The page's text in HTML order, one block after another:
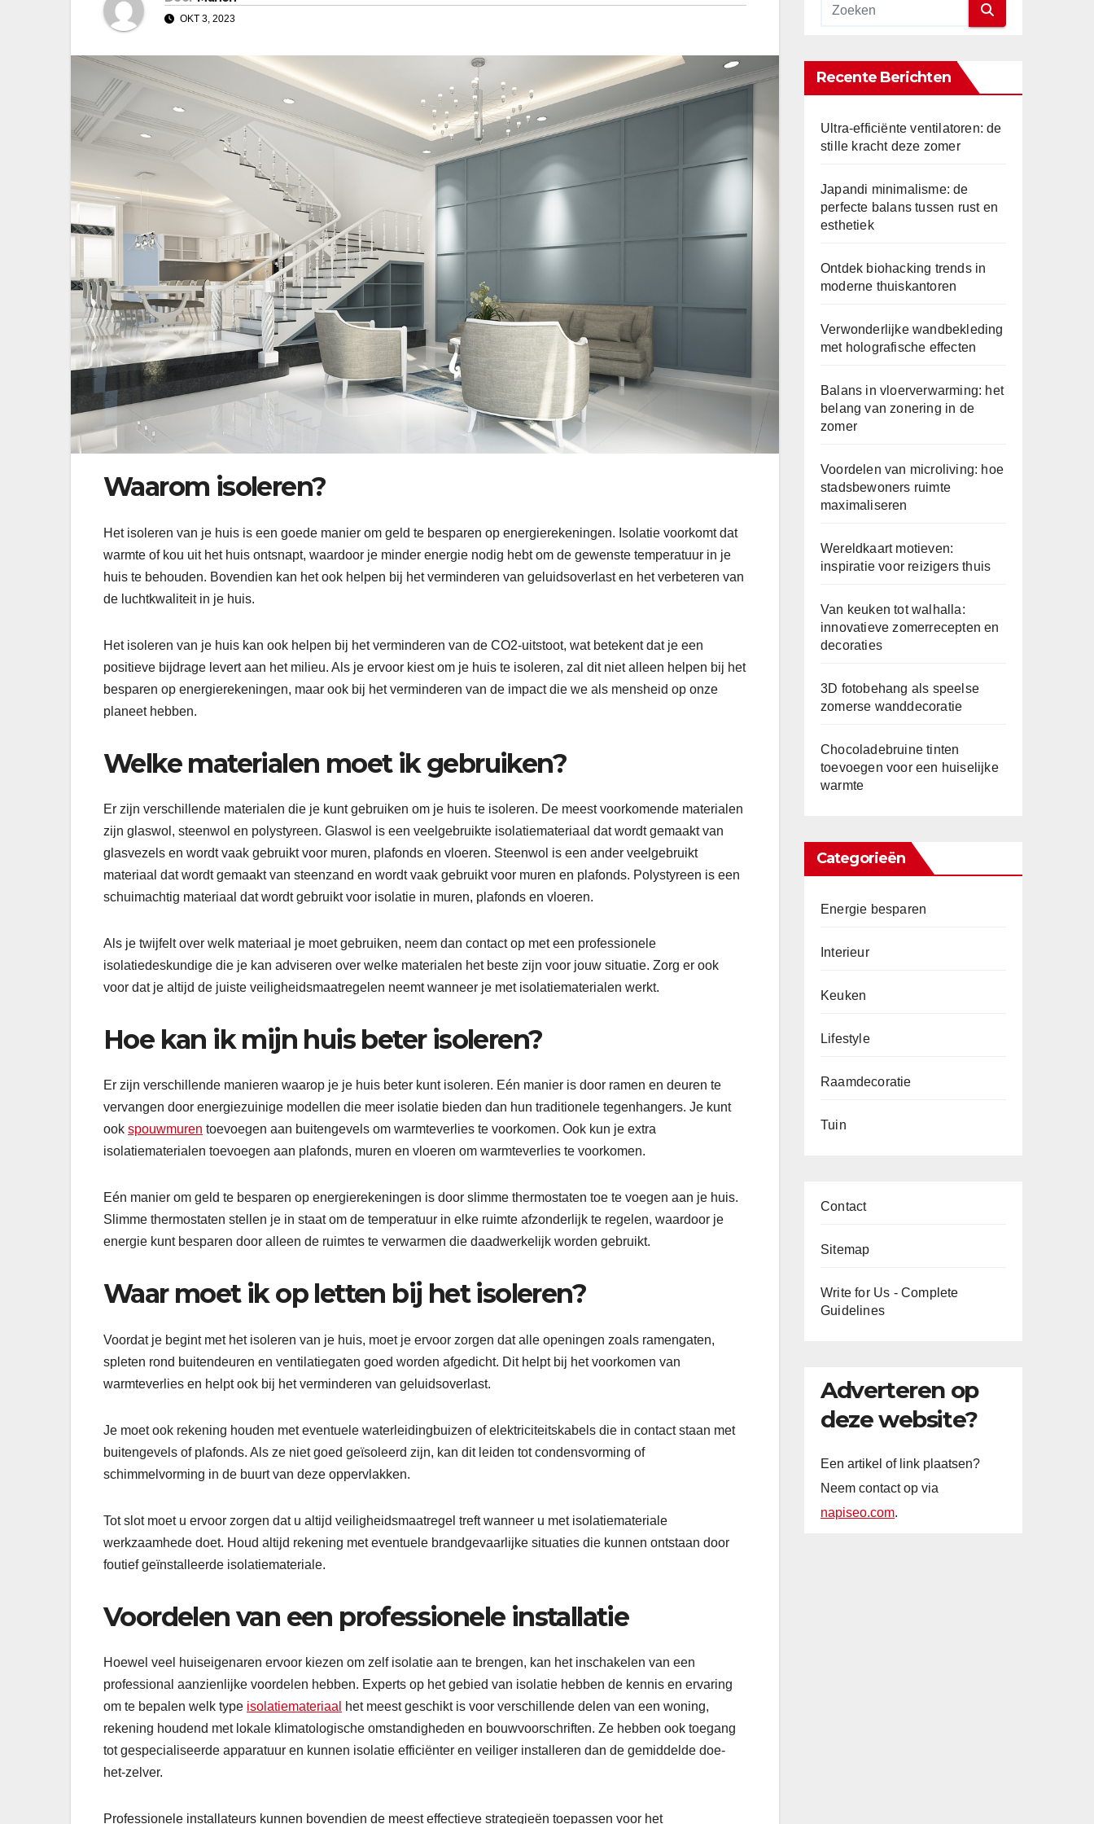
OKT 3, 2023
Waarom isoleren?
Het isoleren van je huis is een goede manier om geld te besparen op energierekeningen. Isolatie voorkomt dat
warmte of kou uit het huis ontsnapt, waardoor je minder energie nodig hebt om de gewenste temperatuur in je
huis te behouden. Bovendien kan het ook helpen bij het verminderen van geluidsoverlast en het verbeteren van
de luchtkwaliteit in je huis.
Het isoleren van je huis kan ook helpen bij het verminderen van de CO2-uitstoot, wat betekent dat je een
positieve bijdrage levert aan het milieu. Als je ervoor kiest om je huis te isoleren, zal dit niet alleen helpen bij het
besparen op energierekeningen, maar ook bij het verminderen van de impact die we als mensheid op onze
planeet hebben.
Welke materialen moet ik gebruiken?
Er zijn verschillende materialen die je kunt gebruiken om je huis te isoleren. De meest voorkomende materialen
zijn glaswol, steenwol en polystyreen. Glaswol is een veelgebruikte isolatiemateriaal dat wordt gemaakt van
glasvezels en wordt vaak gebruikt voor muren, plafonds en vloeren. Steenwol is een ander veelgebruikt
materiaal dat wordt gemaakt van steenzand en wordt vaak gebruikt voor muren en plafonds. Polystyreen is een
schuimachtig materiaal dat wordt gebruikt voor isolatie in muren, plafonds en vloeren.
Als je twijfelt over welk materiaal je moet gebruiken, neem dan contact op met een professionele
isolatiedeskundige die je kan adviseren over welke materialen het beste zijn voor jouw situatie. Zorg er ook
voor dat je altijd de juiste veiligheidsmaatregelen neemt wanneer je met isolatiematerialen werkt.
Hoe kan ik mijn huis beter isoleren?
Er zijn verschillende manieren waarop je je huis beter kunt isoleren. Eén manier is door ramen en deuren te
vervangen door energiezuinige modellen die meer isolatie bieden dan hun traditionele tegenhangers. Je kunt
ook spouwmuren toevoegen aan buitengevels om warmteverlies te voorkomen. Ook kun je extra
isolatiematerialen toevoegen aan plafonds, muren en vloeren om warmteverlies te voorkomen.
Eén manier om geld te besparen op energierekeningen is door slimme thermostaten toe te voegen aan je huis.
Slimme thermostaten stellen je in staat om de temperatuur in elke ruimte afzonderlijk te regelen, waardoor je
energie kunt besparen door alleen de ruimtes te verwarmen die daadwerkelijk worden gebruikt.
Waar moet ik op letten bij het isoleren?
Voordat je begint met het isoleren van je huis, moet je ervoor zorgen dat alle openingen zoals ramengaten,
spleten rond buitendeuren en ventilatiegaten goed worden afgedicht. Dit helpt bij het voorkomen van
warmteverlies en helpt ook bij het verminderen van geluidsoverlast.
Je moet ook rekening houden met eventuele waterleidingbuizen of elektriciteitskabels die in contact staan met
buitengevels of plafonds. Als ze niet goed geïsoleerd zijn, kan dit leiden tot condensvorming of
schimmelvorming in de buurt van deze oppervlakken.
Tot slot moet u ervoor zorgen dat u altijd veiligheidsmaatregel treft wanneer u met isolatiemateriale
werkzaamhede doet. Houd altijd rekening met eventuele brandgevaarlijke situaties die kunnen ontstaan door
foutief geïnstalleerde isolatiemateriale.
Voordelen van een professionele installatie
Hoewel veel huiseigenaren ervoor kiezen om zelf isolatie aan te brengen, kan het inschakelen van een
professional aanzienlijke voordelen hebben. Experts op het gebied van isolatie hebben de kennis en ervaring
om te bepalen welk type isolatiemateriaal
het meest geschikt is voor verschillende delen van een woning,
rekening houdend met lokale klimatologische omstandigheden en bouwvoorschriften. Ze hebben ook toegang
tot gespecialiseerde apparatuur en kunnen isolatie efficiënter en veiliger installeren dan de gemiddelde doe-
het-zelver.
Professionele installateurs kunnen bovendien de meest effectieve strategieën toepassen voor het
Recente Berichten
Ultra-efficiënte ventilatoren: de
stille kracht deze zomer
Japandi minimalisme: de
perfecte balans tussen rust en
esthetiek
Ontdek biohacking trends in
moderne thuiskantoren
Verwonderlijke wandbekleding
met holografische effecten
Balans in vloerverwarming: het
belang van zonering in de
zomer
Voordelen van microliving: hoe
stadsbewoners ruimte
maximaliseren
Wereldkaart motieven:
inspiratie voor reizigers thuis
Van keuken tot walhalla:
innovatieve zomerrecepten en
decoraties
3D fotobehang als speelse
zomerse wanddecoratie
Chocoladebruine tinten
toevoegen voor een huiselijke
warmte
Categorieën
Energie besparen
Interieur
Keuken
Lifestyle
Raamdecoratie
Tuin
Contact
Sitemap
Write for Us - Complete
Guidelines
Adverteren op
deze website?
Een artikel of link plaatsen?
Neem contact op via
napiseo.com.